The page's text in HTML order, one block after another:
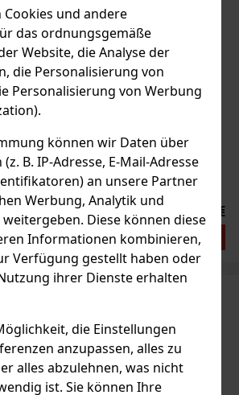
und andere
das ordnungsgemäße
Website, die Analyse der
die Personalisierung von
Personalisierung von Werbung
können wir Daten über
B. IP-Adresse, E-Mail-Adresse
an unsere Partner
Werbung, Analytik und
Diese können diese
Informationen kombinieren,
Verfügung gestellt haben oder
ihrer Dienste erhalten
die Einstellungen
anzupassen, alles zu
alles abzulehnen, was nicht
ist. Sie können Ihre
Blend 30% 0,7 l
ist eine süße Variante des legendären
als Spirituose mit geringerem
Er kombiniert die typische
mit natürlichen Noten von
22 €
Bestellen